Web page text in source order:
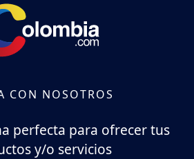
CON NOSOTROS
perfecta para ofrecer tus
y/o servicios